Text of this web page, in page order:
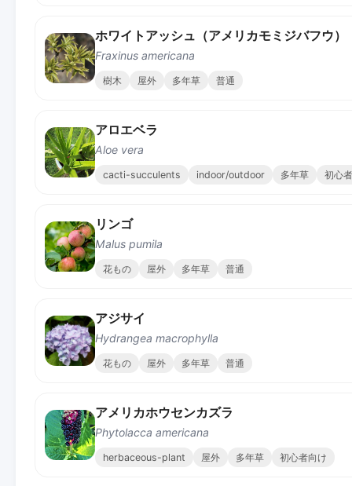
ホワイトアッシュ（アメリカモミジバフウ）
Fraxinus americana
樹木 屋外 多年草 普通
アロエベラ
Aloe vera
cacti-succulents indoor/outdoor 多年草 初心
リンゴ
Malus pumila
花もの 屋外 多年草 普通
アジサイ
Hydrangea macrophylla
花もの 屋外 多年草 普通
アメリカホウセンカズラ
Phytolacca americana
herbaceous-plant 屋外 多年草 初心者向け